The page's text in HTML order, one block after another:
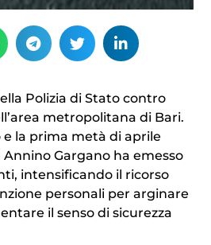
Polizia di Stato contro
metropolitana di Bari.
e la prima metà di aprile
Annino Gargano ha emesso
intensificando il ricorso
personali per arginare
il senso di sicurezza